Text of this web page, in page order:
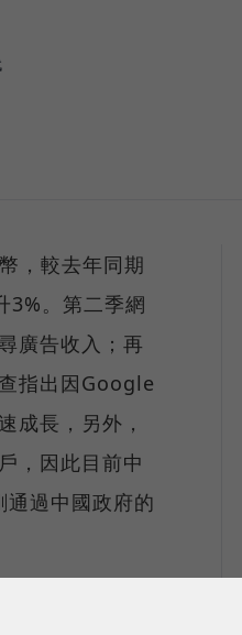
，較去年同期
3%。第二季網
廣告收入；再
指出因Google
成長，另外，
，因此目前中
過中國政府的